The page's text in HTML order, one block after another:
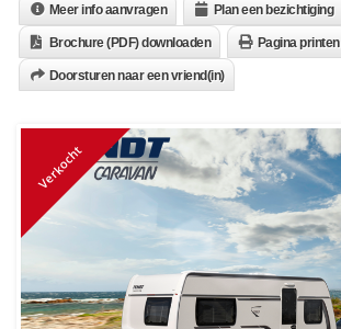
Meer info aanvragen Plan een bezichtiging
Brochure (PDF) downloaden Pagina printen
Doorsturen naar een vriend(in)
Verkocht